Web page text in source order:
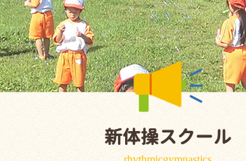
新体操スクール